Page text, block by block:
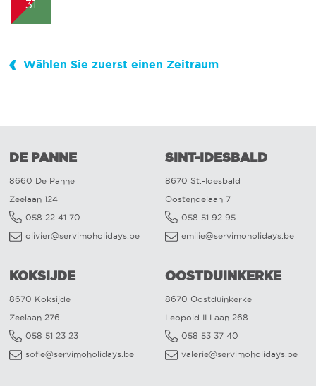
31
Wählen Sie zuerst einen Zeitraum
DE PANNE
8660 De Panne
Zeelaan 124
058 22 41 70
olivier@servimoholidays.be
SINT-IDESBALD
8670 St.-Idesbald
Oostendelaan 7
058 51 92 95
emilie@servimoholidays.be
KOKSIJDE
8670 Koksijde
Zeelaan 276
058 51 23 23
sofie@servimoholidays.be
OOSTDUINKERKE
8670 Oostduinkerke
Leopold II Laan 268
058 53 37 40
valerie@servimoholidays.be